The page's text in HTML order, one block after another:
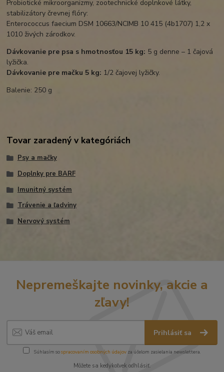
Probiotické mikroorganizmy, zootechnické doplnkové látky,
stabilizátory črevnej flóry:
Enterococcus faecium DSM 10663/NCIMB 10 415 (4b1707) 1,2 x
1010 živých zárodkov.
Dávkovanie pre psa s hmotnosťou 15 kg: 5 g denne – 1 čajová
lyžička.
Dávkovanie pre mačku 5 kg: 1/2 čajovej lyžičky.
Balenie: 250 g
Tovar zaradený v kategóriách
Psy a mačky
Doplnky pre BARF
Imunitný systém
Trávenie a ľadviny
Nervový systém
Nepremeškajte novinky, akcie a
zľavy!
Prihlásiť sa
Súhlasím sospracovaním osobných údajov za účelom zasielania newslettera.
Môžete sa kedykoľvek odhlásiť.